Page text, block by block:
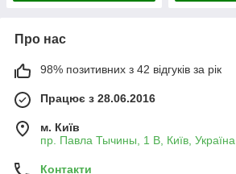
Про нас
98% позитивних з 42 відгуків за рік
Працює з 28.06.2016
м. Київ
пр. Павла Тычины, 1 В, Київ, Україна
Контакти